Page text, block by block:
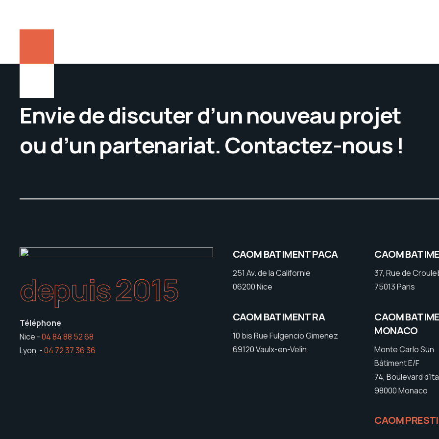
Envie de discuter d’un nouveau projet
ou d’un partenariat. Contactez-nous !
depuis 2015
Téléphone
Nice -04 84 88 52 68
Lyon -04 72 37 36 36
CAOM BATIMENT PACA
251 Av. de la Californie
06200 Nice
CAOM BATIMENT RA
10 bis Rue Fulgencio Gimenez
69120 Vaulx-en-Velin
CAOM
37, Rue de
75013 Paris
CAOM
MONACO
Monte Carlo Sun
Bâtiment E/F
74, Boulevard
98000 Monaco
CAOM